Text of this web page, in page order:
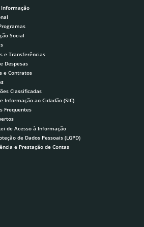
Informação
Social
e Transferências
Despesas
e Contratos
Classificadas
Informação ao Cidadão (SIC)
Frequentes
de Acesso à Informação
de Dados Pessoais (LGPD)
e Prestação de Contas